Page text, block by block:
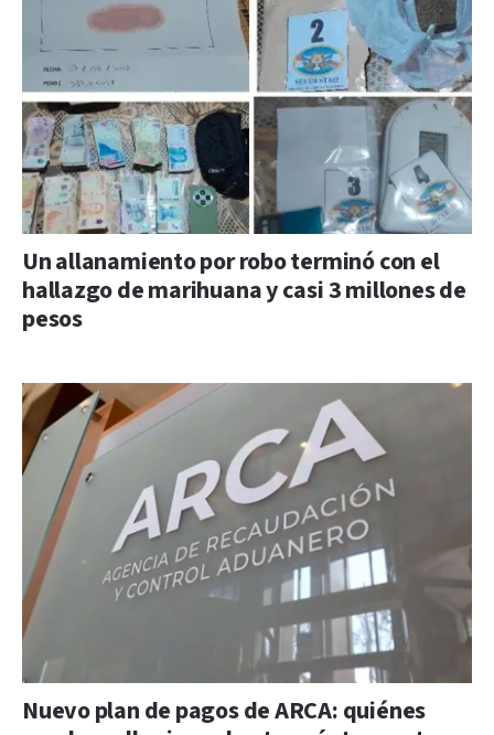
Un allanamiento por robo terminó con el
hallazgo de marihuana y casi 3 millones de
pesos
Nuevo plan de pagos de ARCA: quiénes